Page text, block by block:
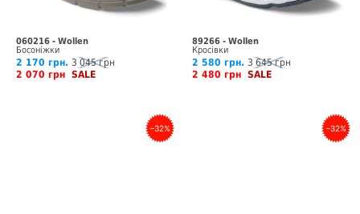
060216 - Wollen
Босоніжки
2 170 грн. 3 045 грн
2 070 грн SALE
89266 - Wollen
Кросівки
2 580 грн. 3 645 грн
2 480 грн SALE
–32% –32%